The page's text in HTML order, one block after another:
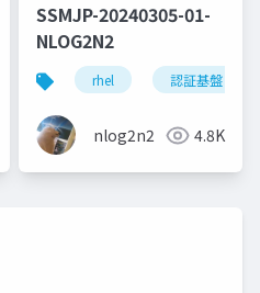
windows モニター
SSMJP-20240305-01-
NLOG2N2
rhel 認証基盤
nlog2n2 4.8K